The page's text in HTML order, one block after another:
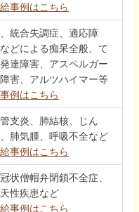
事例はこちら
統合失調症、適応障
どによる痴呆全般、て
達障害、アスペルガー
害、アルツハイマー等
例はこちら
支炎、肺結核、じん
肺気腫、呼吸不全など
事例はこちら
状僧帽弁閉鎖不全症、
性疾患など
事例はこちら